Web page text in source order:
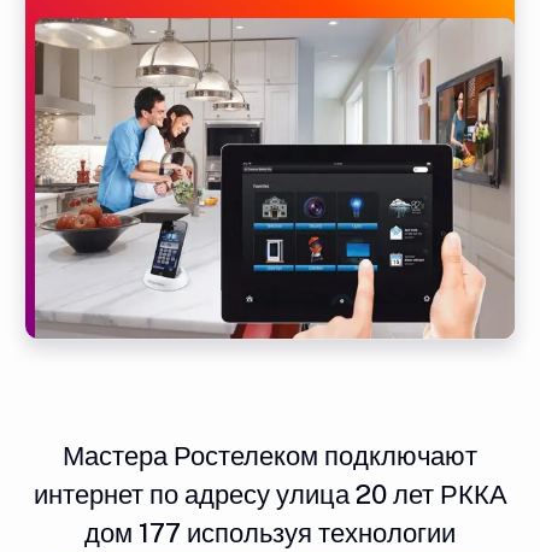
Мастера Ростелеком подключают
интернет по адресу улица 20 лет РККА
дом 177 используя технологии